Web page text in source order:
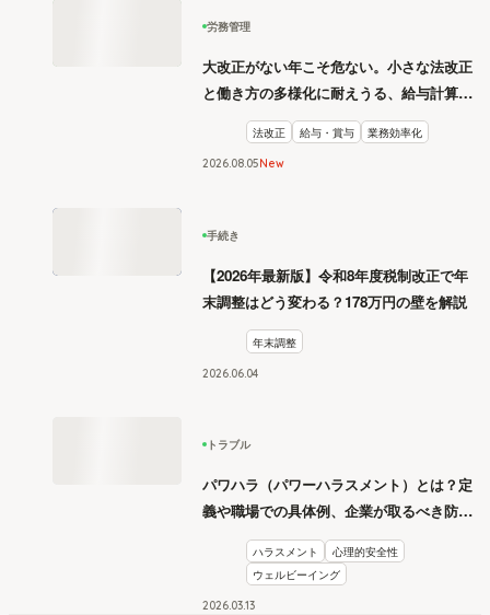
労務管理
大改正がない年こそ危ない。小さな法改正
と働き方の多様化に耐えうる、給与計算と
リスク管理
法改正 給与・賞与 業務効率化
2026.08 05New
手続き
【2026年最新版】令和8年度税制改正で年
末調整はどう変わる？178万円の壁を解説
年末調整
2026.06 04
トラブル
パワハラ（パワーハラスメント）とは？定
義や職場での具体例、企業が取るべき防止
措置を学ぶ
ハラスメント
心理的安全性
ウェルビーイング
2026.0313